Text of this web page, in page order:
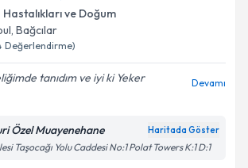
bu uzmandan randevu almanız için bir
e-posta ile bilgilendireceğiz.
işlenmesine ilişkin
Aydınlatma
okudum ve kişisel verilerimin belirtilen
Hastalıkları ve Doğum
, Bağcılar
Değerlendirme)
tanıdım ve iyi ki Yeker
Devamı
Özel Muayenehane Haritada Göster
Taşocağı Yolu Caddesi No:1 Polat Towers K:1 D:1